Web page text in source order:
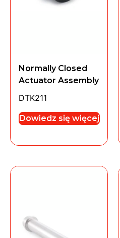
Normally Closed
Actuator Assembly
DTK211
Dowiedz się więcej